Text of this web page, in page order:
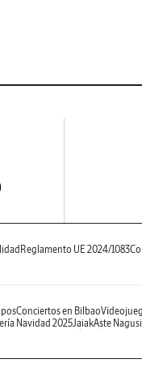
Reglamento UE 2024/1083
Conciertos en Bilbao
Navidad 2025JaiakAste